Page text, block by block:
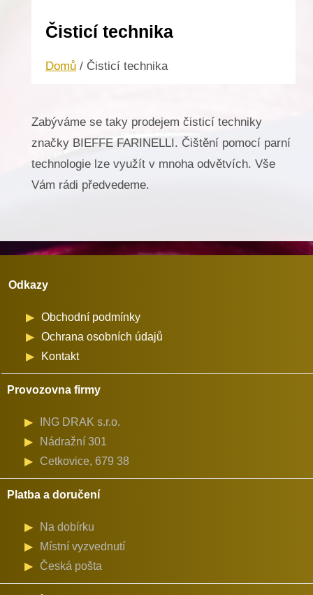
Čisticí technika
Domů / Čisticí technika
Zabýváme se taky prodejem čisticí techniky
značky BIEFFE FARINELLI. Čištění pomocí parní
technologie lze využít v mnoha odvětvích. Vše
Vám rádi předvedeme.
Odkazy
Obchodní podmínky
Ochrana osobních údajů
Kontakt
Provozovna firmy
ING DRAK s.r.o.
Nádražní 301
Cetkovice, 679 38
Platba a doručení
Na dobírku
Místní vyzvednutí
Česká pošta